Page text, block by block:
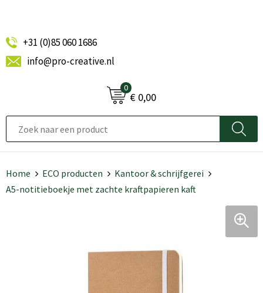
+31 (0)85 060 1686
info@pro-creative.nl
0
€ 0,00
Home ECO producten
Kantoor & schrijfgerei
A5-notitieboekje met zachte kraftpapieren kaft